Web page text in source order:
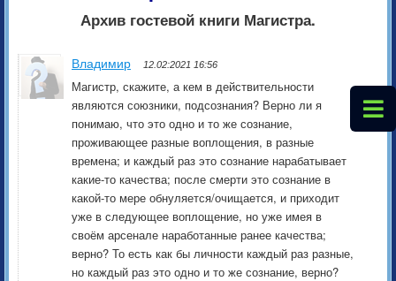
Архив гостевой книги Магистра.
Владимир 12.02:2021 16:56
Магистр, скажите, а кем в действительности
являются союзники, подсознания? Верно ли я
понимаю, что это одно и то же сознание,
проживающее разные воплощения, в разные
времена; и каждый раз это сознание нарабатывает
какие-то качества; после смерти это сознание в
какой-то мере обнуляется/очищается, и приходит
уже в следующее воплощение, но уже имея в
своём арсенале наработанные ранее качества;
верно? То есть как бы личности каждый раз разные,
но каждый раз это одно и то же сознание, верно?